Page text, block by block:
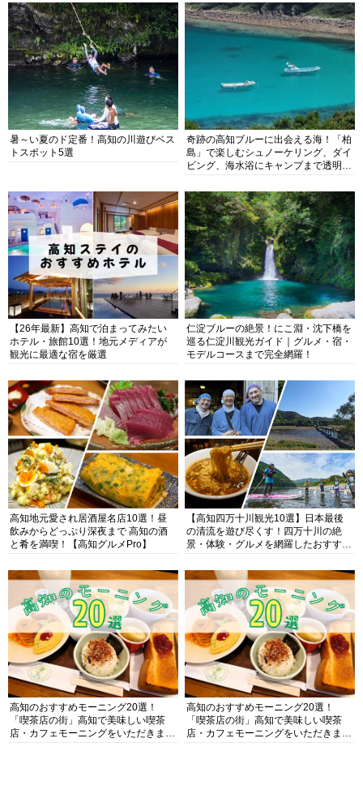
暑～い夏のド定番！高知の川遊びベス
トスポット5選
奇跡の高知ブルーに出会える海！「柏
島」で楽しむシュノーケリング、ダイ
ビング、海水浴にキャンプまで透明度
【26年最新】高知で泊まってみたい
ホテル・旅館10選！地元メディアが
観光に最適な宿を厳選
仁淀ブルーの絶景！にこ淵・沈下橋を
巡る仁淀川観光ガイド｜グルメ・宿・
モデルコースまで完全網羅！
高知地元愛され居酒屋名店10選！昼
飲みからどっぷり深夜まで 高知の酒
と肴を満喫！【高知グルメPro】
【高知四万十川観光10選】日本最後
の清流を遊び尽くす！四万十川の絶
景・体験・グルメを網羅したおすすめ
高知のおすすめモーニング20選！
「喫茶店の街」高知で美味しい喫茶
店・カフェモーニングをいただきま
高知のおすすめモーニング20選！
「喫茶店の街」高知で美味しい喫茶
店・カフェモーニングをいただきま